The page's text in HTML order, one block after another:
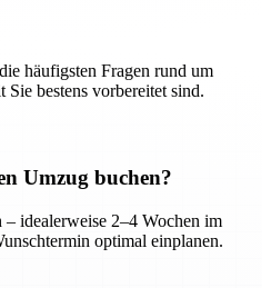
häufigsten Fragen rund um
Sie bestens vorbereitet sind.
Umzug buchen?
idealerweise 2–4 Wochen im
optimal einplanen.